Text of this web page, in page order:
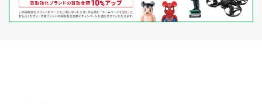
簡単操作！LINE査定